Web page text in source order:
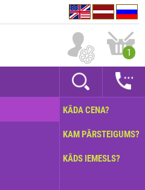
1
KĀDA CENA?
KAM PĀRSTEIGUMS?
KĀDS IEMESLS?